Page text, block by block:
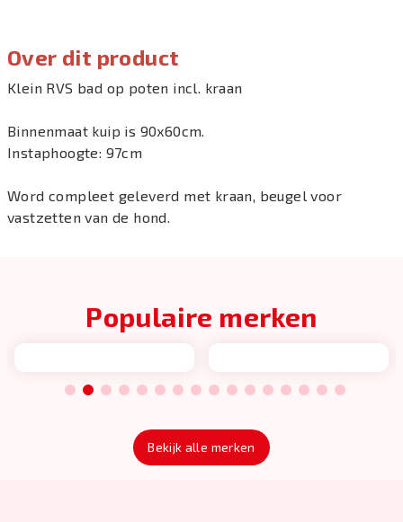
Over dit product
Klein RVS bad op poten incl. kraan
Binnenmaat kuip is 90x60cm.
Instaphoogte: 97cm
Word compleet geleverd met kraan, beugel voor
vastzetten van de hond.
Populaire merken
1 2 3 4 5 6 7 8 9 10 11 12 13 14 15 16
Bekijk alle merken